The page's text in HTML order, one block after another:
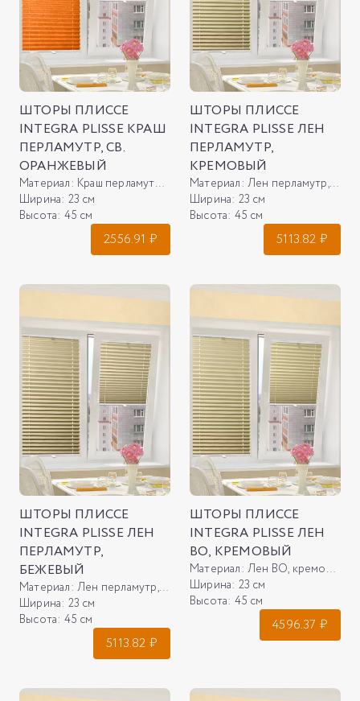
ШТОРЫ ПЛИССЕ
INTEGRA PLISSE КРАШ
ПЕРЛАМУТР, СВ.
ОРАНЖЕВЫЙ
Материал: Краш перламутр, св. оранжевый
Ширина: 23 см
Высота: 45 см
2556.91 ₽
ШТОРЫ ПЛИССЕ
INTEGRA PLISSE ЛЕН
ПЕРЛАМУТР,
КРЕМОВЫЙ
Материал: Лен перламутр, кремовый
Ширина: 23 см
Высота: 45 см
5113.82 ₽
ШТОРЫ ПЛИССЕ
INTEGRA PLISSE ЛЕН
ПЕРЛАМУТР,
БЕЖЕВЫЙ
Материал: Лен перламутр, бежевый
Ширина: 23 см
Высота: 45 см
5113.82 ₽
ШТОРЫ ПЛИССЕ
INTEGRA PLISSE ЛЕН
ВО, КРЕМОВЫЙ
Материал: Лен ВО, кремовый
Ширина: 23 см
Высота: 45 см
4596.37 ₽